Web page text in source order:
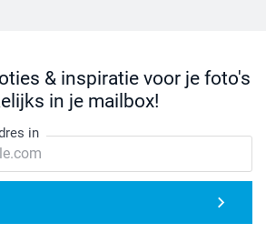
& inspiratie voor je foto's
in je mailbox!
in